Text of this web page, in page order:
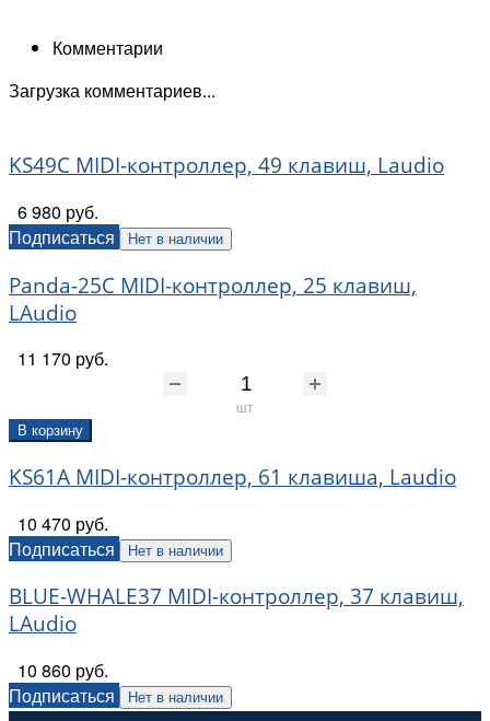
Комментарии
Загрузка комментариев...
KS49C MIDI-контроллер, 49 клавиш, Laudio
6 980 руб.
Подписаться
Нет в наличии
Panda-25C MIDI-контроллер, 25 клавиш,
LAudio
11 170 руб.
шт
В корзину
KS61A MIDI-контроллер, 61 клавиша, Laudio
10 470 руб.
Подписаться
Нет в наличии
BLUE-WHALE37 MIDI-контроллер, 37 клавиш,
LAudio
10 860 руб.
Подписаться
Нет в наличии